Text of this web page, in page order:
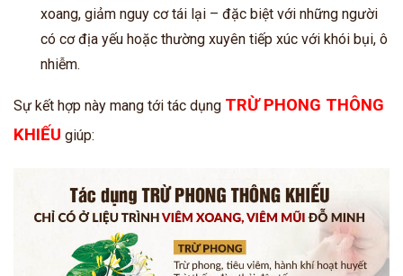
xoang, giảm nguy cơ tái lại – đặc biệt với những người
có cơ địa yếu hoặc thường xuyên tiếp xúc với khói bụi, ô
nhiễm.
Sự kết hợp này mang tới tác dụng TRỪ PHONG THÔNG
KHIẾU giúp: